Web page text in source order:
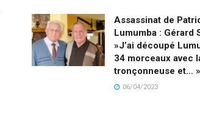
Assassinat de
Lumumba : Gérard
»J’ai découpé
34 morceaux avec
tronçonneuse et… »
06/04/2023